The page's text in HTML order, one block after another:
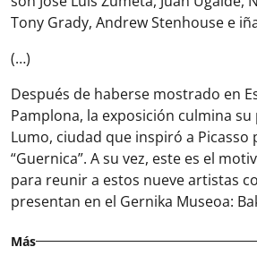
Tony Grady, Andrew Stenhouse e
(…)
Después de haberse mostrado en
Pamplona, la exposición culmina
Lumo, ciudad que inspiró a Picasso
“Guernica”. A su vez, este es el
para reunir a estos nueve artistas
presentan en el Gernika Museoa:
Más